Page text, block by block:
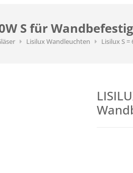
S für
Lisilux Wandleuchten Lisilux S =